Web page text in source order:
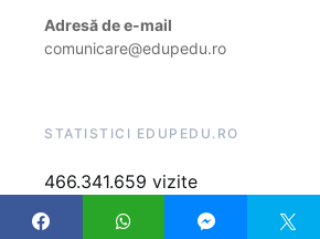
Adresă de e-mail
comunicare@edupedu.ro
STATISTICI EDUPEDU.RO
466.341.659 vizite